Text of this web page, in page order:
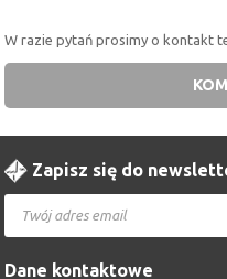
W razie pytań prosimy o kontakt
Zapisz się do
Dane kontaktowe